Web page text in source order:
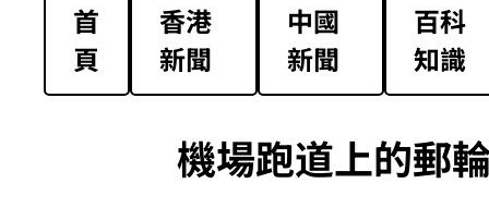
首
頁
香港
新聞
中國
新聞
百科
知識
機場跑道上的郵